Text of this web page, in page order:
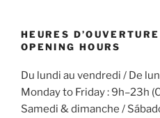
HEURES
OPENING HOURS
Du lundi au vendredi / De
Monday to Friday : 9h–23h
Samedi & dimanche /